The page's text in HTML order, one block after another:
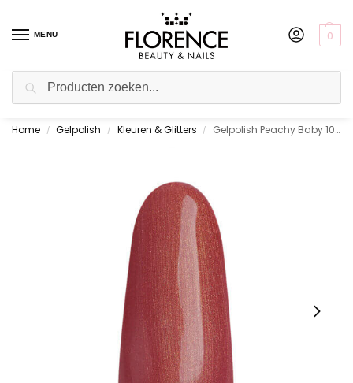
MENU 0
Gratis ophalen in de showroom
Home / Gelpolish / Kleuren & Glitters / Gelpolish Peachy Baby 10 ml.